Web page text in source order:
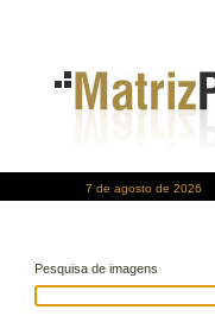
7 de agosto de 2026
Pesquisa de imagens